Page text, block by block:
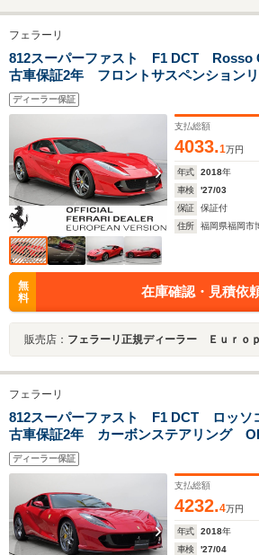
ーミラー LEDヘッド
ライト フォグラン
プ ETC 純正フロア
マット ドアバイザ
ー ISOFIX スペア
キー
トップ LEDオ
ハイビーム シ
ーター コーナ
軽減システム
フェラーリ
812スーパーファスト F1 DCT
古車保証2年 フロントサスペンション
ンステアリングホイール
ディーラー保証
支払総額
4033.1万円
年式 2018年
車検
'27/03
保証
保証付
住所
福岡県福岡市
無
料
在庫確認・見積依
販売店： フェラーリ正規ディーラー Ｅｕｒｏｐｅａｎ Ｖｅ
フェラーリ
812スーパーファスト F1 DCT ロッソ
古車保証2年 カーボンステアリング
ディーラー保証
支払総額
4232.4万円
年式 2018年
車検
'27/04